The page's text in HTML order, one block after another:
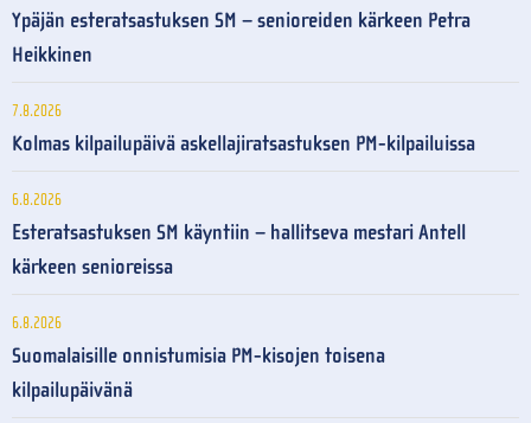
Ypäjän esteratsastuksen SM – senioreiden kärkeen Petra
Heikkinen
7.8.2026
Kolmas kilpailupäivä askellajiratsastuksen PM-kilpailuissa
6.8.2026
Esteratsastuksen SM käyntiin – hallitseva mestari Antell
kärkeen senioreissa
6.8.2026
Suomalaisille onnistumisia PM-kisojen toisena
kilpailupäivänä